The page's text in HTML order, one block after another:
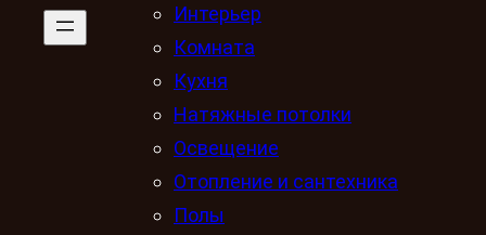
Интерьер
Комната
Кухня
Натяжные потолки
Освещение
Отопление и сантехника
Полы